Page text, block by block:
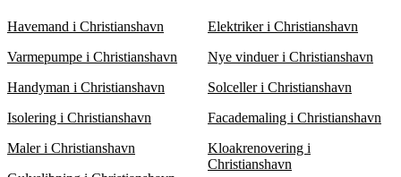
græsplæner, mens belægningsopgaver ofte kan udføres året
bedst at starte dit projekt for at opnå det bedste resultat.
Havemand i Christianshavn
Varmepumpe i Christianshavn
Handyman i Christianshavn
Isolering i Christianshavn
Maler i Christianshavn
Elektriker i Christianshavn
Nye vinduer i Christianshavn
Solceller i Christianshavn
Facademaling i Christianshavn
Kloakrenovering i
Christianshavn